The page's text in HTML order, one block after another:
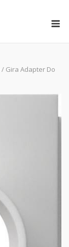
/ Gira Adapter Do